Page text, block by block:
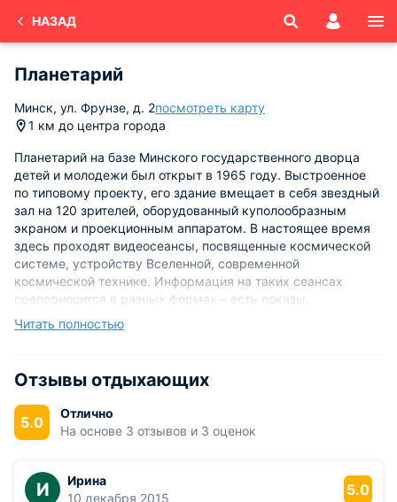
НАЗАД
Планетарий
Минск, ул. Фрунзе, д. 2посмотреть карту
1 км до центра города
Планетарий на базе Минского государственного дворца
детей и молодежи был открыт в 1965 году. Выстроенное
по типовому проекту, его здание вмещает в себя звездный
зал на 120 зрителей, оборудованный куполообразным
экраном и проекционным аппаратом. В настоящее время
здесь проходят видеосеансы, посвященные космической
системе, устройству Вселенной, современной
космической технике. Информация на таких сеансах
преподносится в разных формах – есть показы,
адресованные младшему школьному возрасту, а также
серьезные научно-популярные фильмы, интересные более
сферическим экраном, и зритель как-бы находится внутри
действия фильма.
Также в комплекс планетария входит шестиметровая
башня с обсерваторий, оборудованной телескопом. Здесь
кратеры и моря, а также Марс, Венеру и даже близкие
галактики. Телескоп используется публикой, естественно,
Читать полностью
Отзывы отдыхающих
5.0
Отлично
На основе 3 отзывов и 3 оценок
И
Ирина
10 декабря 2015
5.0